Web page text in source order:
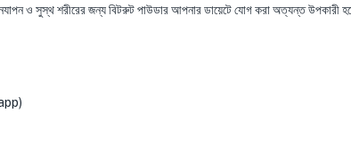
ও সুস্থ শরীরের জন্য বিটরুট পাউডার আপনার ডায়েটে যোগ করা অত্যন্ত উপকারী